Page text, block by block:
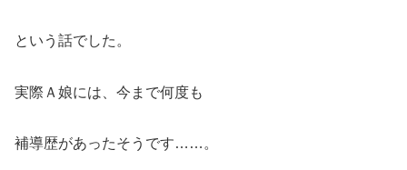
という話でした。
実際Ａ娘には、今まで何度も
補導歴があったそうです……。